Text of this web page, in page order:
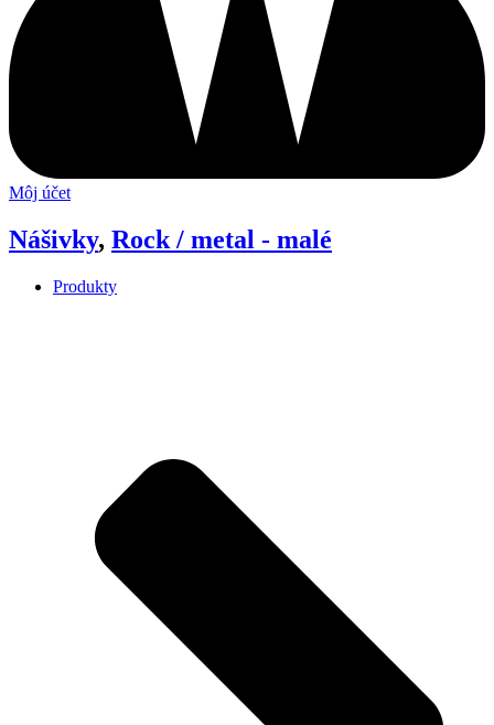
Môj účet
Nášivky, Rock / metal - malé
Produkty